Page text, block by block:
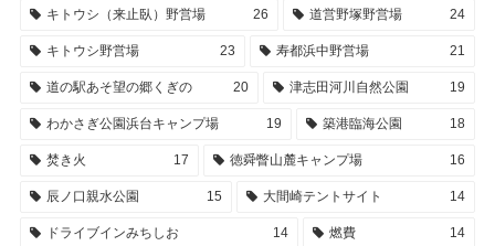
キトウシ（来止臥）野営場 26 道営野塚野営場 24
キトウシ野営場 23 寿都浜中野営場 21
道の駅あそ望の郷くぎの 20 津志田河川自然公園 19
わかさぎ公園浜台キャンプ場 19 築港臨海公園 18
焚き火 17 徳舜瞥山麓キャンプ場 16
辰ノ口親水公園 15 大間崎テントサイト 14
ドライブインみちしお 14 燃費 14